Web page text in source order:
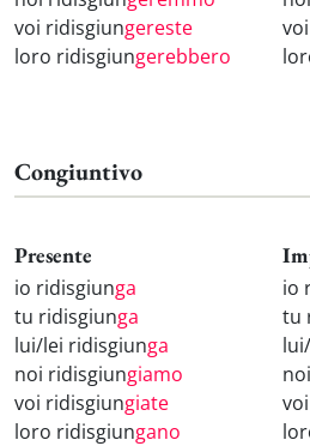
voi ridisgiungereste
loro ridisgiungerebbero
Congiuntivo
Presente
io ridisgiunga
tu ridisgiunga
lui/lei ridisgiunga
noi ridisgiungiamo
voi ridisgiungiate
loro ridisgiungano
io
tu